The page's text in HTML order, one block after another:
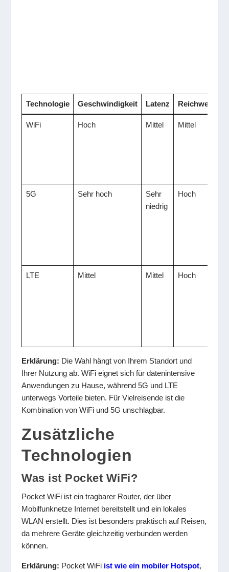
Technologie Geschwindigkeit Latenz Reichweite
WiFi Hoch Mittel Mittel
5G Sehr hoch
Sehr
niedrig
Hoch
LTE Mittel Mittel Hoch
Erklärung: Die Wahl hängt von Ihrem Standort und
Ihrer Nutzung ab. WiFi eignet sich für datenintensive
Anwendungen zu Hause, während 5G und LTE
unterwegs Vorteile bieten. Für Vielreisende ist die
Kombination von WiFi und 5G unschlagbar.
Zusätzliche
Technologien
Was ist Pocket WiFi?
Pocket WiFi ist ein tragbarer Router, der über
Mobilfunknetze Internet bereitstellt und ein lokales
WLAN erstellt. Dies ist besonders praktisch auf Reisen,
da mehrere Geräte gleichzeitig verbunden werden
können.
Erklärung: Pocket WiFi ist wie ein mobiler Hotspot,